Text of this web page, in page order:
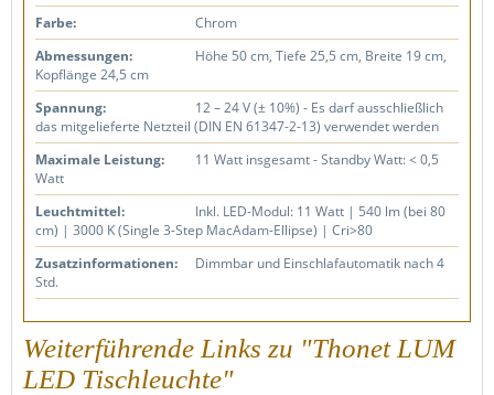
Farbe:
Chrom
Abmessungen:
Höhe 50 cm, Tiefe 25,5 cm, Breite 19 cm,
Kopflänge 24,5 cm
Spannung:
12 – 24 V (± 10%) - Es darf ausschließlich
das mitgelieferte Netzteil (DIN EN 61347-2-13) verwendet werden
Maximale Leistung:
11 Watt insgesamt - Standby Watt: < 0,5
Watt
Leuchtmittel:
Inkl. LED-Modul: 11 Watt | 540 lm (bei 80
cm) | 3000 K (Single 3-Step MacAdam-Ellipse) | Cri>80
Zusatzinformationen:
Dimmbar und Einschlafautomatik nach 4
Std.
Weiterführende Links zu "Thonet LUM
LED Tischleuchte"